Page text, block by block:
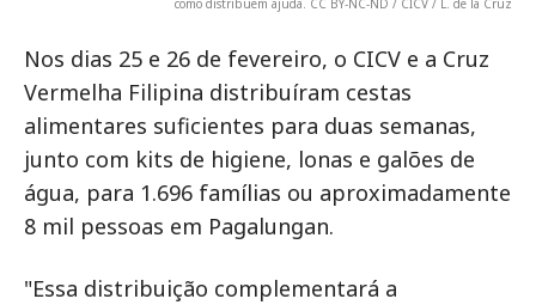
como distribuem ajuda. CC BY-NC-ND / CICV / L. de la Cruz
Nos dias 25 e 26 de fevereiro, o CICV e a Cruz
Vermelha Filipina distribuíram cestas
alimentares suficientes para duas semanas,
junto com kits de higiene, lonas e galões de
água, para 1.696 famílias ou aproximadamente
8 mil pessoas em Pagalungan.
"Essa distribuição complementará a